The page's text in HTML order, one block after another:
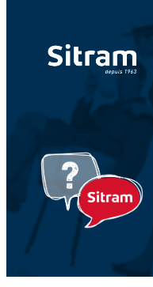
Votre Nom *